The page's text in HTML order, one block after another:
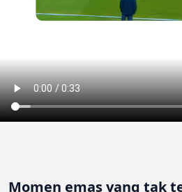
Momen emas yang tak